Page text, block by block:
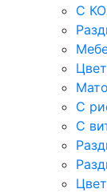
С
C
C